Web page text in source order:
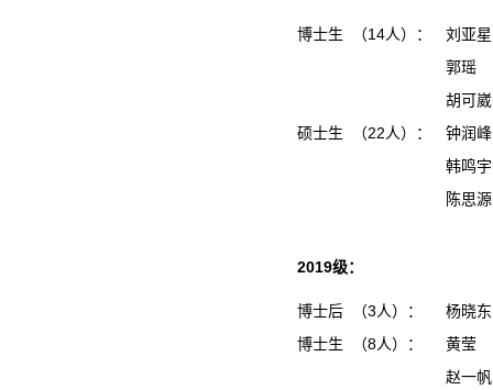
博士生 （14人）：
刘亚星
郭瑶
胡可崴
硕士生 （22人）：
钟润
韩鸣
陈思
2019级：
博士后 （3人）：
杨晓
博士生 （8人）：
黄莹
赵一